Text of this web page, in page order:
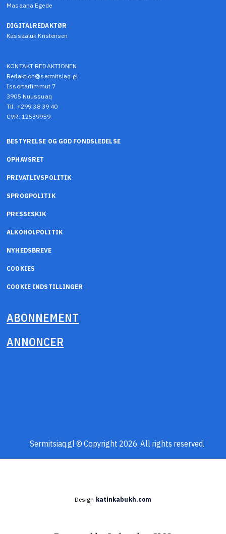
Masaana Egede
DIGITALREDAKTØR
Kassaaluk Kristensen
KONTAKT REDAKTIONEN
Redaktion@sermitsiaq.gl
Issortarfimmut 7
3905 Nuussuaq
Tlf: +299 38 39 40
CVR: 12539959
BESTYRELSE OG GOD FONDSLEDELSE
OPHAVSRET
PRIVATLIVSPOLITIK
SPROGPOLITIK
PRESSESKIK
ALKOHOLPOLITIK
NYHEDSBREVE
COOKIES
COOKIE INDSTILLINGER
ABONNEMENT
ANNONCER
Sermitsiaq.gl © Copyright 2026. All rights reserved.
Design katinkabukh.com